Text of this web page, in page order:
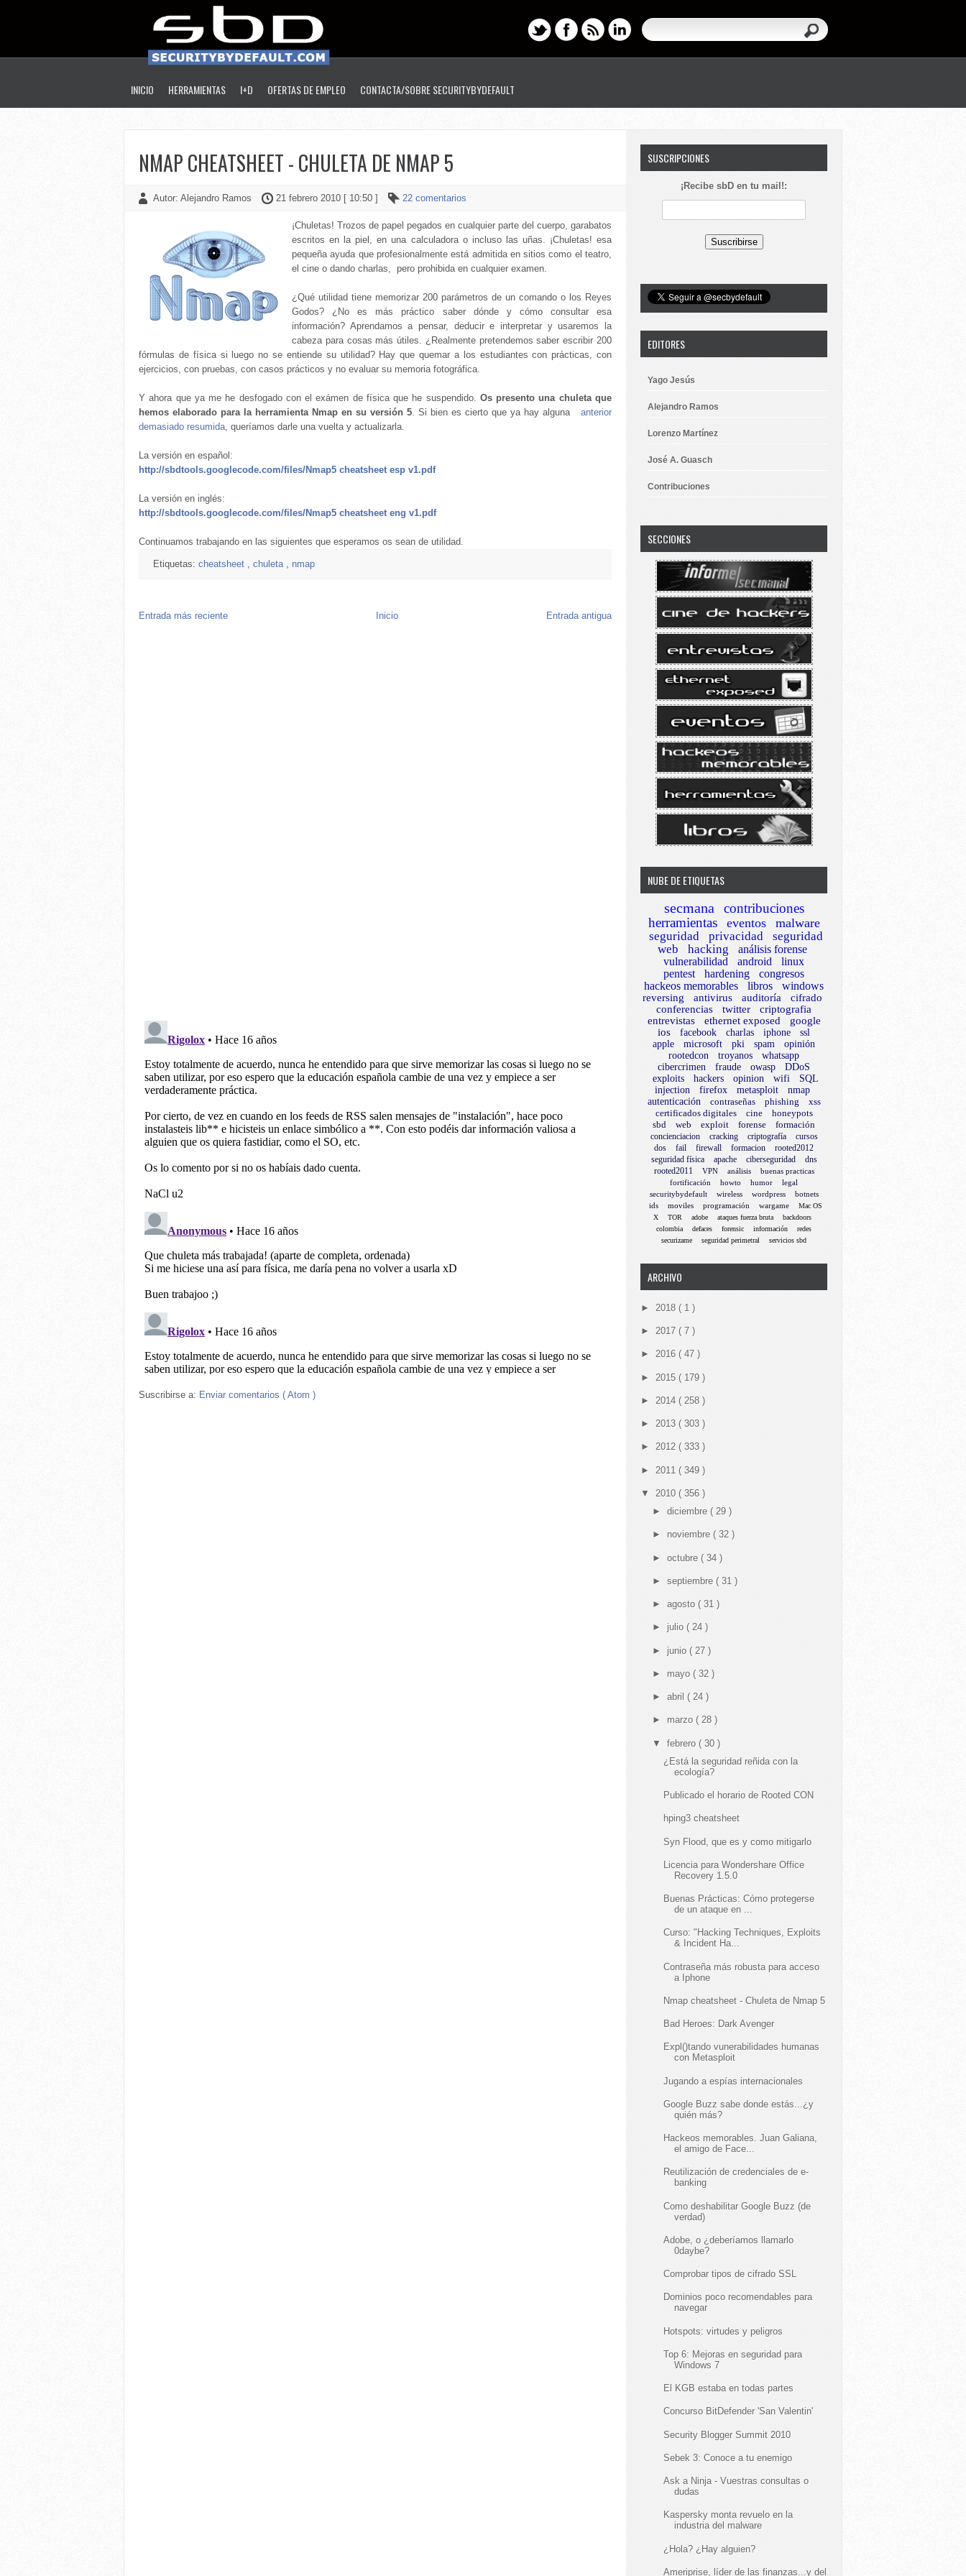
INICIO HERRAMIENTAS I+D OFERTAS DE EMPLEO CONTACTA/SOBRE SECURITYBYDEFAULT
NMAP CHEATSHEET - CHULETA DE NMAP 5
Autor: Alejandro Ramos 21 febrero 2010 [ 10:50 ] 22 comentarios
¡Chuletas! Trozos de papel pegados en cualquier parte del cuerpo, garabatos
escritos en la piel, en una calculadora o incluso las uñas. ¡Chuletas! esa
pequeña ayuda que profesionalmente está admitida en sitios como el teatro,
el cine o dando charlas, pero prohibida en cualquier examen.
¿Qué utilidad tiene memorizar 200 parámetros de un comando o los Reyes
Godos? ¿No es más práctico saber dónde y cómo consultar esa
información? Aprendamos a pensar, deducir e interpretar y usaremos la
cabeza para cosas más útiles. ¿Realmente pretendemos saber escribir 200
fórmulas de física si luego no se entiende su utilidad? Hay que quemar a los estudiantes con prácticas, con
ejercicios, con pruebas, con casos prácticos y no evaluar su memoria fotográfica.
Y ahora que ya me he desfogado con el exámen de física que he suspendido. Os presento una chuleta que
hemos elaborado para la herramienta Nmap en su versión 5. Si bien es cierto que ya hay alguna anterior
demasiado resumida, queríamos darle una vuelta y actualizarla.
La versión en español:
http://sbdtools.googlecode.com/files/Nmap5 cheatsheet esp v1.pdf
La versión en inglés:
http://sbdtools.googlecode.com/files/Nmap5 cheatsheet eng v1.pdf
Continuamos trabajando en las siguientes que esperamos os sean de utilidad.
Etiquetas: cheatsheet , chuleta , nmap
Entrada más reciente Entrada antigua
Inicio
Suscribirse a: Enviar comentarios ( Atom )
SUSCRIPCIONES
¡Recibe sbD en tu mail!:
EDITORES
Yago Jesús
Alejandro Ramos
Lorenzo Martínez
José A. Guasch
Contribuciones
SECCIONES
NUBE DE ETIQUETAS
secmana
contribuciones
herramientas
eventos malware
seguridad privacidad
seguridad
web
hacking
análisis forense
vulnerabilidad
android
linux
pentest
hardening
congresos
hackeos memorables
libros windows
reversing antivirus auditoría
cifrado
conferencias
twitter
criptografia
entrevistas
ethernet exposed
google
ios
facebook charlas iphone
ssl
apple
microsoft pki spam
opinión
rootedcon
troyanos
whatsapp
cibercrimen
fraude owasp
DDoS
exploits
hackers opinion wifi
SQL
injection
firefox metasploit
nmap
autenticación
contraseñas phishing
xss
certificados digitales
cine
honeypots
sbd
web exploit forense formación
concienciacion cracking criptografía
cursos
dos
fail firewall formacion
rooted2012
seguridad física
apache ciberseguridad
dns
rooted2011
VPN análisis
buenas practicas
fortificación
howto humor
legal
securitybydefault
wireless wordpress
botnets
ids
moviles programación wargame
Mac OS
X
TOR adobe ataques fuerza bruta
backdoors
colombia
defaces forensic información
redes
securizame
seguridad perimetral servicios sbd
ARCHIVO
► 2018 ( 1 )
► 2017 ( 7 )
► 2016 ( 47 )
► 2015 ( 179 )
► 2014 ( 258 )
► 2013 ( 303 )
► 2012 ( 333 )
► 2011 ( 349 )
▼ 2010 ( 356 )
► diciembre ( 29 )
► noviembre ( 32 )
► octubre ( 34 )
► septiembre ( 31 )
► agosto ( 31 )
► julio ( 24 )
► junio ( 27 )
► mayo ( 32 )
► abril ( 24 )
► marzo ( 28 )
▼ febrero ( 30 )
¿Está la seguridad reñida con la
ecología?
Publicado el horario de Rooted CON
hping3 cheatsheet
Syn Flood, que es y como mitigarlo
Licencia para Wondershare Office
Recovery 1.5.0
Buenas Prácticas: Cómo protegerse
de un ataque en ...
Curso: "Hacking Techniques, Exploits
& Incident Ha...
Contraseña más robusta para acceso
a Iphone
Nmap cheatsheet - Chuleta de Nmap 5
Bad Heroes: Dark Avenger
Expl()tando vunerabilidades humanas
con Metasploit
Jugando a espías internacionales
Google Buzz sabe donde estás...¿y
quién más?
Hackeos memorables. Juan Galiana,
el amigo de Face...
Reutilización de credenciales de e-
banking
Como deshabilitar Google Buzz (de
verdad)
Adobe, o ¿deberíamos llamarlo
0daybe?
Comprobar tipos de cifrado SSL
Dominios poco recomendables para
navegar
Hotspots: virtudes y peligros
Top 6: Mejoras en seguridad para
Windows 7
El KGB estaba en todas partes
Concurso BitDefender 'San Valentin'
Security Blogger Summit 2010
Sebek 3: Conoce a tu enemigo
Ask a Ninja - Vuestras consultas o
dudas
Kaspersky monta revuelo en la
industria del malware
¿Hola? ¿Hay alguien?
Ameriprise, líder de las finanzas...y del